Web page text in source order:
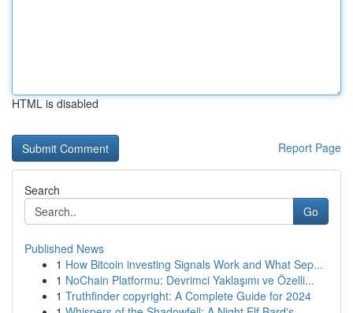
HTML is disabled
Report Page
Search
Go
Published News
1 How Bitcoin investing Signals Work and What Sep...
1 NoChain Platformu: Devrimci Yaklaşımı ve Özelli...
1 Truthfinder copyright: A Complete Guide for 2024